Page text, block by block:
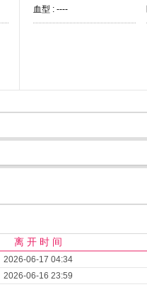
血型 : ----
离 开 时 间
2026-06-17 04:34
2026-06-16 23:59